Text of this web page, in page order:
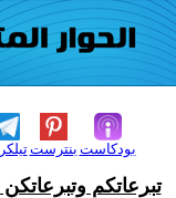
بنترست بودكاست
تبرعاتكم